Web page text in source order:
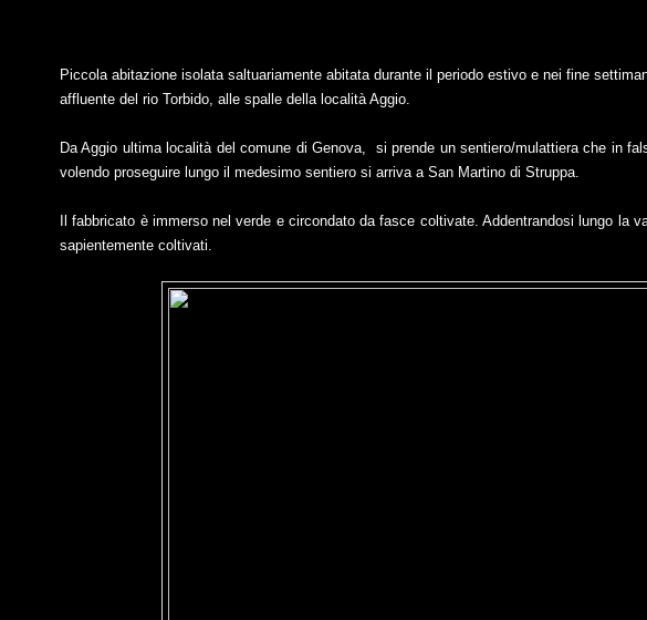
Piccola abitazione isolata saltuariamente abitata durante il periodo estivo e nei fine
affluente del rio Torbido, alle spalle della località Aggio.
Da Aggio ultima località del comune di Genova,
si prende un sentiero/mulattiera che in
volendo proseguire lungo il medesimo sentiero si arriva a San Martino di Struppa.
Il fabbricato è immerso nel verde e circondato da fasce coltivate. Addentrandosi lungo la
sapientemente coltivati.